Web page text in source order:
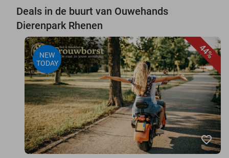
Deals in de buurt van Ouwehands
Dierenpark Rhenen
44%
NEW
TODAY
favorite_border